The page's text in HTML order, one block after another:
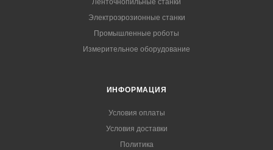
Ленточнопильные станки
Электроэрозионные станки
Промышленные роботы
Измерительное оборудование
ИНФОРМАЦИЯ
Условия оплаты
Условия доставки
Политика